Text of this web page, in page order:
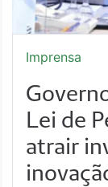
Imprensa
Lei de
atrair